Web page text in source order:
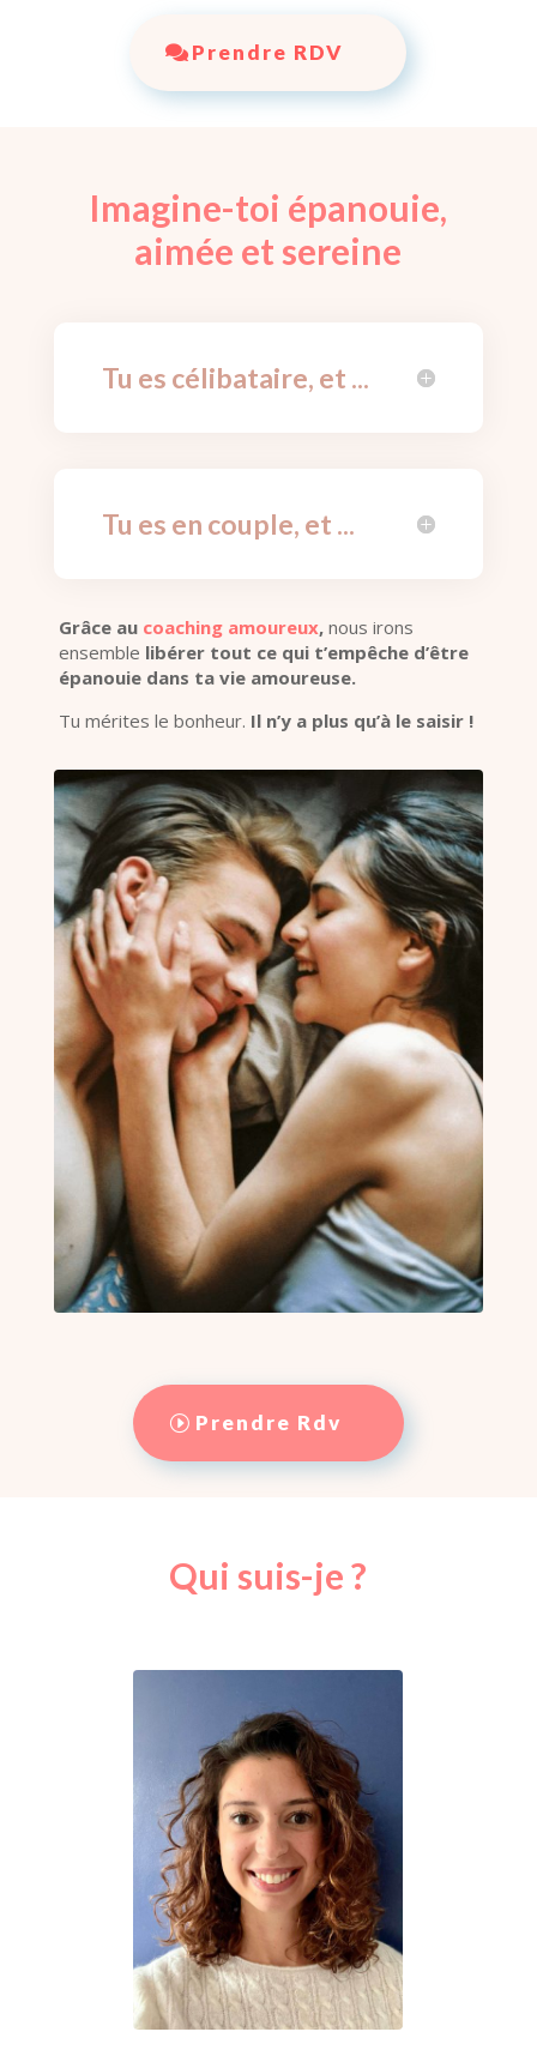
Prendre RDV
Imagine-toi épanouie,
aimée et sereine
Tu es célibataire, et ...
Tu es en couple, et ...
Grâce aucoaching amoureux,nous irons
ensemble libérer tout ce qui t’empêche d’être
épanouie dans ta vie amoureuse.
Tu mérites le bonheur. Il n’y a plus qu’à le saisir !
Prendre Rdv
Qui suis-je ?